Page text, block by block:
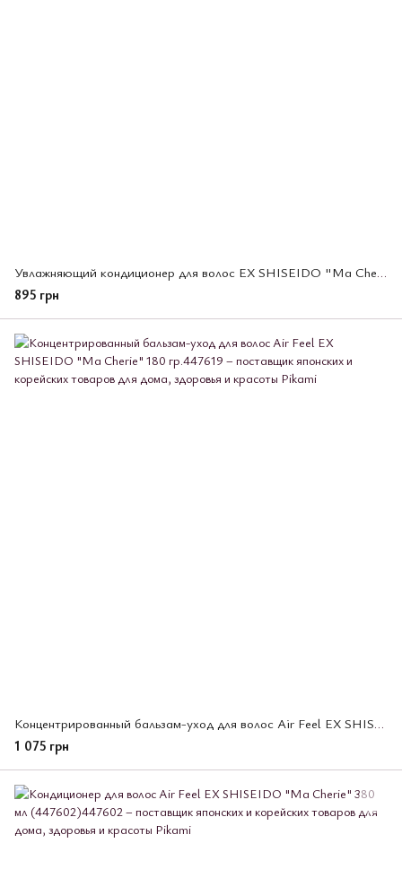
Увлажняющий кондиционер для волос EX SHISEIDO "Ma Cherie" с цветочно-фруктовым ароматом 450 мл.(447664)
895 грн
Концентрированный бальзам-уход для волос Air Feel EX SHISEIDO "Ma Cherie" 180 гр.
1 075 грн